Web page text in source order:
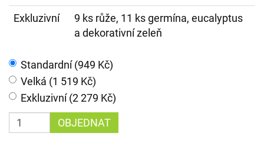
Exkluzivní
9 ks růže, 11 ks germína, eucalyptus
a dekorativní zeleň
Standardní (949 Kč)
Velká (1 519 Kč)
Exkluzivní (2 279 Kč)
OBJEDNAT